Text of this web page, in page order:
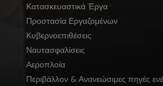
Κατασκευαστικά Έργα
Προστασία Εργαζομένων
Κυβερνοεπιθέσεις
Ναυτασφαλίσεις
Αεροπλοία
Περιβάλλον & Ανανεώσιμες πηγές